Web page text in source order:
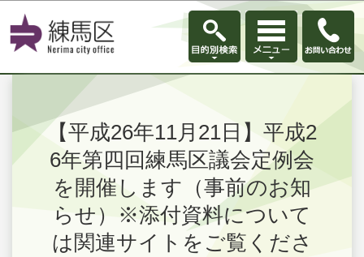
このページの本文へ移動
【平成26年11月21日】平成2
6年第四回練馬区議会定例会
を開催します（事前のお知
らせ）※添付資料について
は関連サイトをご覧くださ